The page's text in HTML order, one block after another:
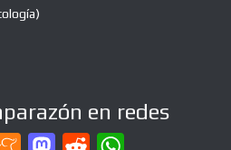
en redes
M M